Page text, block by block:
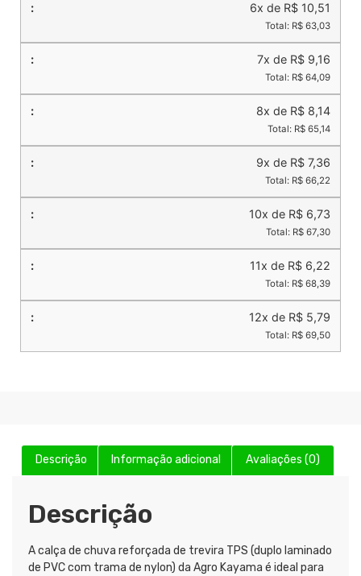
6x de R$ 10,51
Total: R$ 63,03
7x de R$ 9,16
Total: R$ 64,09
8x de R$ 8,14
Total: R$ 65,14
9x de R$ 7,36
Total: R$ 66,22
10x de R$ 6,73
Total: R$ 67,30
11x de R$ 6,22
Total: R$ 68,39
12x de R$ 5,79
Total: R$ 69,50
Descrição Informação adicional Avaliações (0)
Descrição
A calça de chuva reforçada de trevira TPS (duplo laminado
de PVC com trama de nylon) da Agro Kayama é ideal para